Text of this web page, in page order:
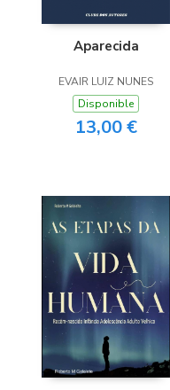
Aparecida
EVAIR LUIZ NUNES
Disponible
13,00 €